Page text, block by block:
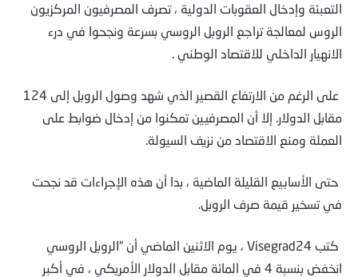
التعبئة وإدخال العقوبات الدولية ، تصرف المصرفيون المركزيون
الروس لمعالجة تراجع الروبل الروسي بسرعة ونجحوا في درء
الانهيار الداخلي للاقتصاد الوطني .
على الرغم من الارتفاع القصير الذي شهد وصول الروبل إلى 124
مقابل الدولار. إلا أن المصرفيين تمكنوا من إدخال ضوابط على
العملة ومنع الاقتصاد من نزيف السيولة.
حتى الأسابيع القليلة الماضية ، بدا أن هذه الإجراءات قد نجحت
في تسخير قيمة صرف الروبل.
كتب Visegrad24 ، يوم الاثنين الماضي أن “الروبل الروسي
انخفض بنسبة 4 في المائة مقابل الدولار الأمريكي ، في أكبر